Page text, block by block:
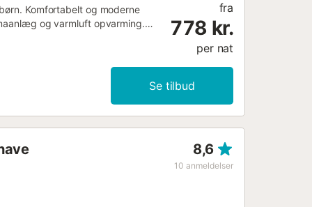
Komfortabelt og moderne
og varmluft opvarming.
Brødrister, kedel,
Havemøbler. Meget flotte udsigt
fra
778 kr.
per nat
Se tilbud
8,6
10 anmeldelser